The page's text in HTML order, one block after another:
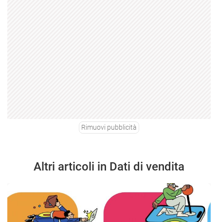
Rimuovi pubblicità
Altri articoli in Dati di vendita